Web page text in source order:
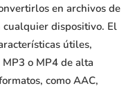
en archivos de
dispositivo. El
útiles,
o MP4 de alta
como AAC,